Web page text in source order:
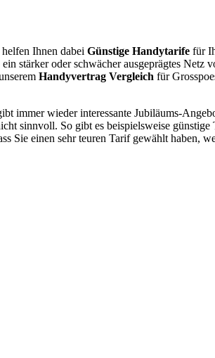
Ihnen dabei Günstige Handytarife für
stärker oder schwächer ausgeprägtes Netz
Handyvertrag Vergleich für
wieder interessante Jubiläums-
sinnvoll. So gibt es beispielsweise
Sie einen sehr teuren Tarif gewählt haben,